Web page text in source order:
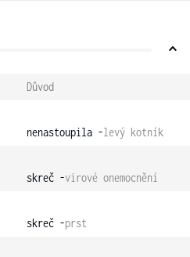
Důvod
nenastoupila -levý kotník
skreč -virové onemocnění
skreč -prst